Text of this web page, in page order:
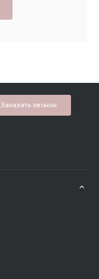
Заказать звонок